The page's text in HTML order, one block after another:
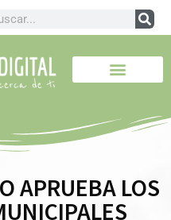
APRUEBA LOS